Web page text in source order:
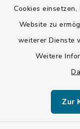
Cookies
Website zu
weiterer Dienste
Weitere
Zur